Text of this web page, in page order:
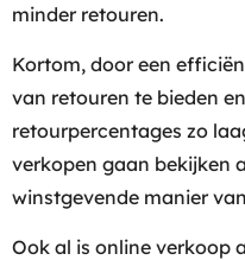
minder retouren.
Kortom, door een
van retouren te bieden
retourpercentages zo
verkopen gaan bekijken
winstgevende manier
Ook al is online verkoop